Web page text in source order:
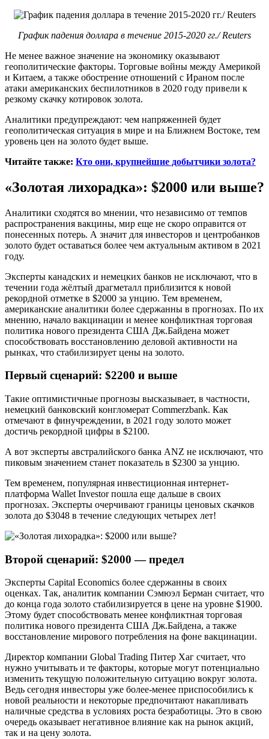
График падения доллара в течение 2015-2020 гг./ Reuters
Не менее важное значение на экономику оказывают
геополитические факторы. Торговые войны между Америкой
и Китаем, а также обострение отношений с Ираном после
атаки американских беспилотников в 2020 году привели к
резкому скачку котировок золота.
Аналитики предупреждают: чем напряженней будет
геополитическая ситуация в мире и на Ближнем Востоке, тем
уровень цен на золото будет выше.
Читайте также: Кто они, крупнейшие добытчики золота?
«Золотая лихорадка»: $2000 или выше?
Аналитики сходятся во мнении, что независимо от темпов
распространения вакцины, мир еще не скоро оправится от
понесенных потерь. А значит для инвесторов и центробанков
золото будет оставаться более чем актуальным активом в 2021
году.
Эксперты канадских и немецких банков не исключают, что в
течении года жёлтый драгметалл приблизится к новой
рекордной отметке в $2000 за унцию. Тем временем,
американские аналитики более сдержанны в прогнозах. По их
мнению, начало вакцинации и менее конфликтная торговая
политика нового президента США Дж.Байдена может
способствовать восстановлению деловой активности на
рынках, что стабилизирует цены на золото.
Первый сценарий: $2200 и выше
Такие оптимистичные прогнозы высказывает, в частности,
немецкий банковский конгломерат Commerzbank. Как
отмечают в финучреждении, в 2021 году золото может
достичь рекордной цифры в $2100.
А вот эксперты австралийского банка ANZ не исключают, что
пиковым значением станет показатель в $2300 за унцию.
Тем временем, популярная инвестиционная интернет-
платформа Wallet Investor пошла еще дальше в своих
прогнозах. Эксперты очерчивают границы ценовых скачков
золота до $3048 в течение следующих четырех лет!
Второй сценарий: $2000 — предел
Эксперты Capital Economics более сдержанны в своих
оценках. Так, аналитик компании Сэмюэл Берман считает, что
до конца года золото стабилизируется в цене на уровне $1900.
Этому будет способствовать менее конфликтная торговая
политика нового президента США Дж.Байдена, а также
восстановление мирового потребления на фоне вакцинации.
Директор компании Global Trading Питер Хаг считает, что
нужно учитывать и те факторы, которые могут потенциально
изменить текущую положительную ситуацию вокруг золота.
Ведь сегодня инвесторы уже более-менее приспособились к
новой реальности и некоторые предпочитают накапливать
наличные средства в условиях роста безработицы. Это в свою
очередь оказывает негативное влияние как на рынок акций,
так и на цену золота.